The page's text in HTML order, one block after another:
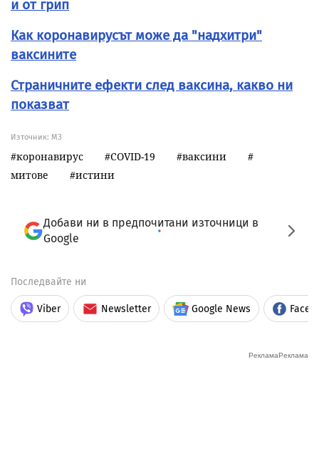
и от грип
Как коронавирусът може да "надхитри"
ваксините
Страничните ефекти след ваксина, какво ни
показват
Източник: МЗ
коронавирус COVID-19
ваксини
митове
истини
Добави ни в предпочитани източници в
Google
Последвайте ни
Viber Newsletter Google News